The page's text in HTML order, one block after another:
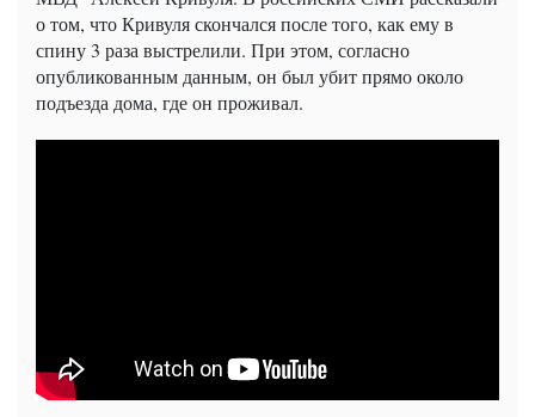
о том, что Кривуля скончался после того, как ему в
спину 3 раза выстрелили. При этом, согласно
опубликованным данным, он был убит прямо около
подъезда дома, где он проживал.